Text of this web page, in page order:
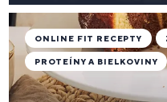
ONLINE FIT RECEPTY
PROTEÍNY A BIELKOVINY